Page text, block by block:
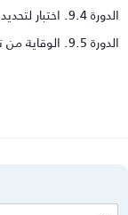
لتحديد استخدام المخدرات في الآونة الأخيرة
من تعاطي المخدرات والإدمان